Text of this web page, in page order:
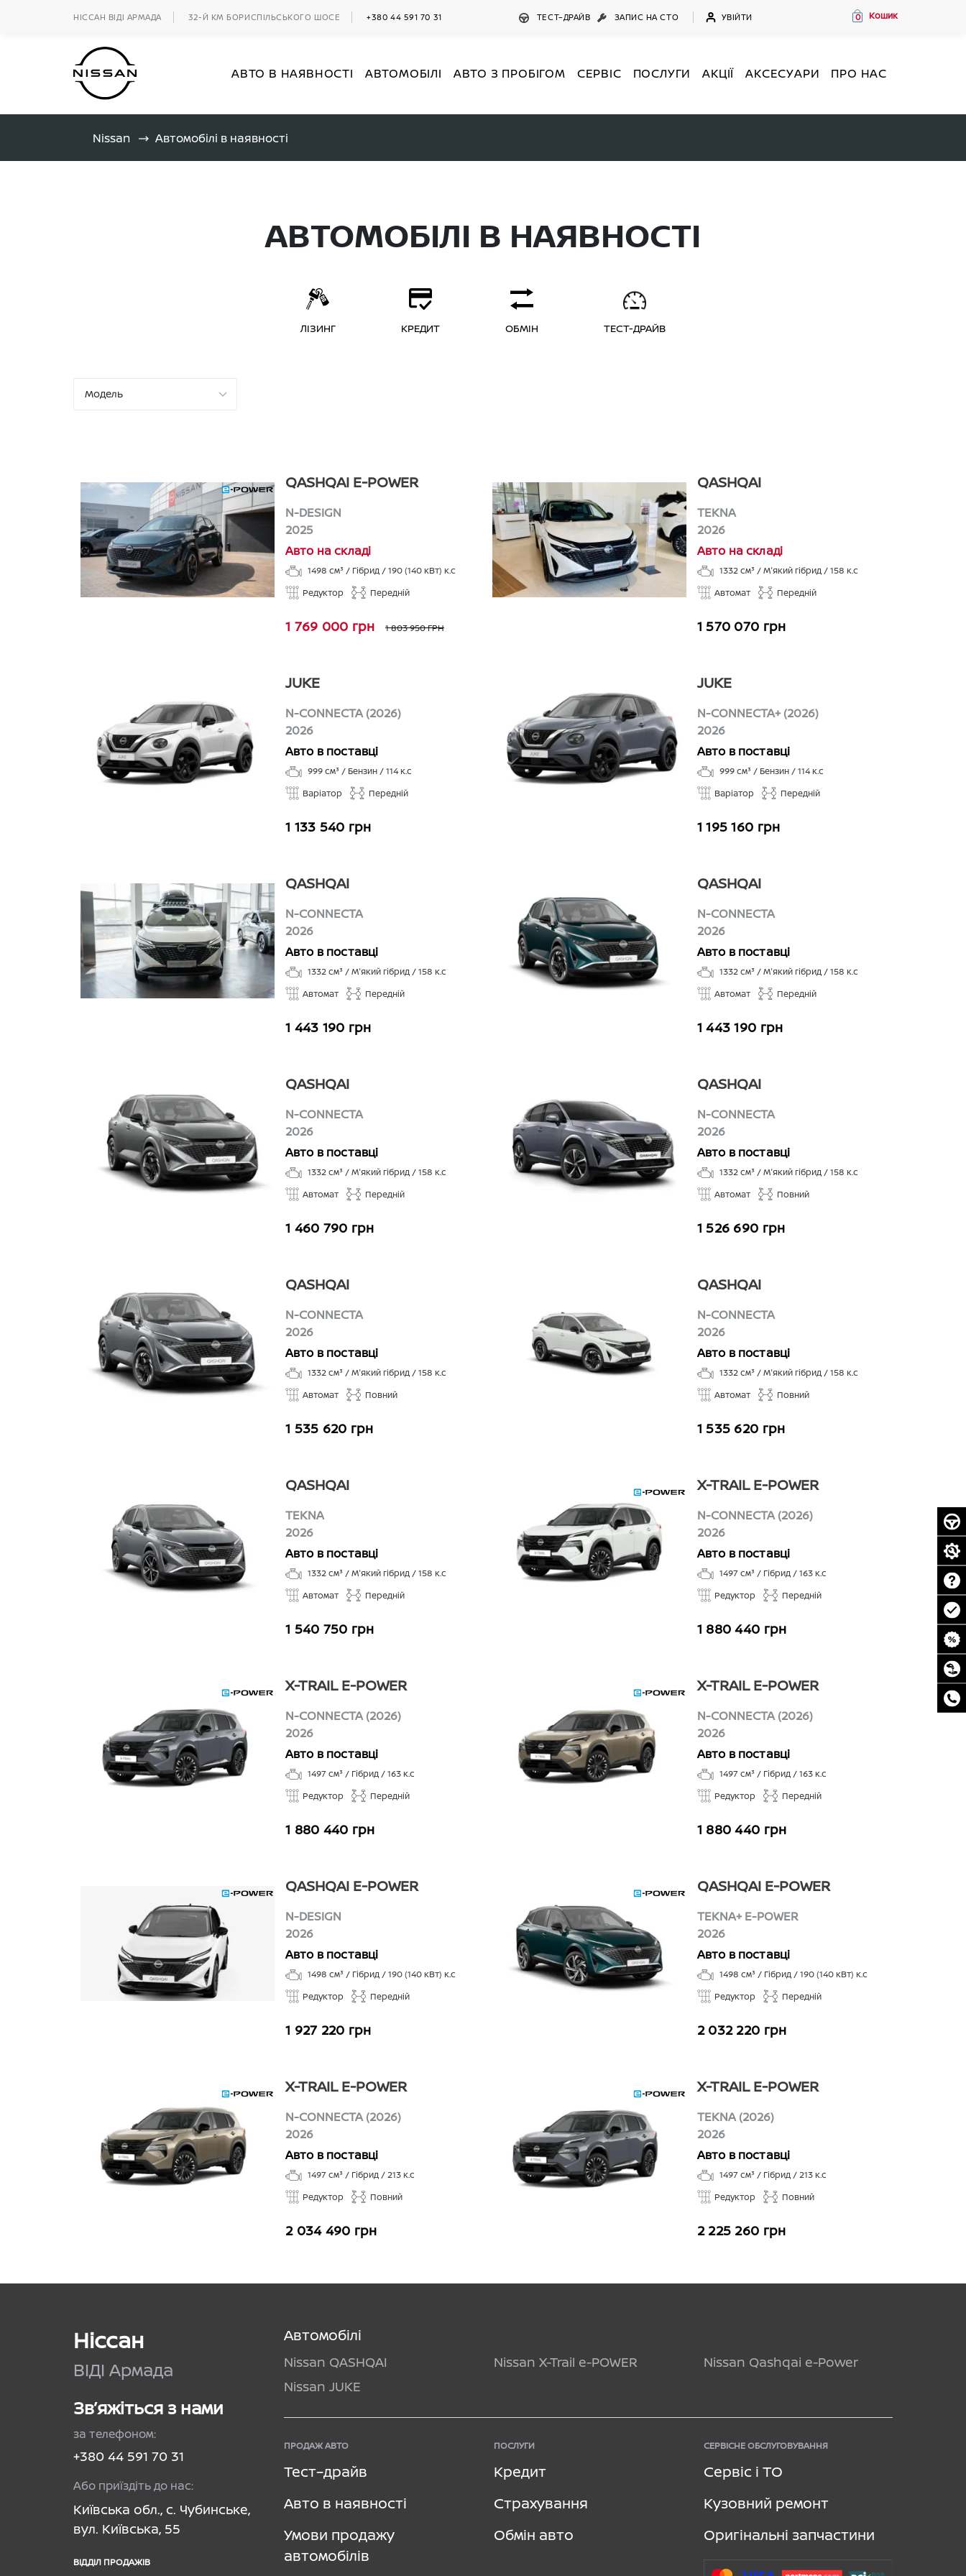
НІССАН ВІДІ АРМАДА 32-Й КМ БОРИСПІЛЬСЬКОГО ШОСЕ +380 44 591 70 31 ТЕСТ–ДРАЙВ ЗАПИС НА СТО УВІЙТИ 0 Кошик
АВТО В НАЯВНОСТІ АВТОМОБІЛІ АВТО З ПРОБІГОМ СЕРВІС ПОСЛУГИ АКЦІЇ АКСЕСУАРИ ПРО НАС
Nissan Автомобілі в наявності
АВТОМОБІЛІ В НАЯВНОСТІ
ЛІЗИНГ КРЕДИТ ОБМІН ТЕСТ-ДРАЙВ
QASHQAI E-POWER
N-DESIGN
2025
Авто на складі
1498 см³ / Гібрид /190 (140 кВт) к.с
Редуктор
Передній
1 769 000 грн 1 803 950 ГРН
QASHQAI
TEKNA
2026
Авто на складі
1332см³ /М'який гібрид/158 к.с
Автомат
Передній
1 570 070 грн
JUKE
N-CONNECTA (2026)
2026
Авто в поставці
999см³ / Бензин /114 к.с
Варіатор
Передній
1 133 540 грн
JUKE
N-CONNECTA+ (2026)
2026
Авто в поставці
999см³ / Бензин/114к.с
Варіатор
Передній
1 195 160 грн
QASHQAI
N-CONNECTA
2026
Авто в поставці
1332см³ /М'який гібрид /158 к.с
Автомат
Передній
1 443 190 грн
QASHQAI
N-CONNECTA
2026
Авто в поставці
1332см³ /М'який гібрид/158 к.с
Автомат
Передній
1 443 190 грн
QASHQAI
N-CONNECTA
2026
Авто в поставці
1332см³ /М'який гібрид /158 к.с
Автомат
Передній
1 460 790 грн
QASHQAI
N-CONNECTA
2026
Авто в поставці
1332см³ /М'який гібрид/158 к.с
Автомат
Повний
1 526 690 грн
QASHQAI
N-CONNECTA
2026
Авто в поставці
1332см³ /М'який гібрид /158 к.с
Автомат
Повний
1 535 620 грн
QASHQAI
N-CONNECTA
2026
Авто в поставці
1332см³ /М'який гібрид/158 к.с
Автомат
Повний
1 535 620 грн
QASHQAI
TEKNA
2026
Авто в поставці
1332см³ /М'який гібрид /158 к.с
Автомат
Передній
1 540 750 грн
X-TRAIL E-POWER
N-CONNECTA (2026)
2026
Авто в поставці
1497см³ / Гібрид/163к.с
Редуктор
Передній
1 880 440 грн
X-TRAIL E-POWER
N-CONNECTA (2026)
2026
Авто в поставці
1497см³ / Гібрид /163 к.с
Редуктор
Передній
1 880 440 грн
X-TRAIL E-POWER
N-CONNECTA (2026)
2026
Авто в поставці
1497см³ / Гібрид/163к.с
Редуктор
Передній
1 880 440 грн
QASHQAI E-POWER
N-DESIGN
2026
Авто в поставці
1498 см³ / Гібрид /190 (140 кВт) к.с
Редуктор
Передній
1 927 220 грн
QASHQAI E-POWER
TEKNA+ E-POWER
2026
Авто в поставці
1498 см³ / Гібрид/190 (140 кВт) к.с
Редуктор
Передній
2 032 220 грн
X-TRAIL E-POWER
N-CONNECTA (2026)
2026
Авто в поставці
1497см³ / Гібрид /213 к.с
Редуктор
Повний
2 034 490 грн
X-TRAIL E-POWER
TEKNA (2026)
2026
Авто в поставці
1497см³ / Гібрид/213к.с
Редуктор
Повний
2 225 260 грн
Ніссан
ВІДІ Армада
Зв’яжіться з нами
за телефоном:
+380 44 591 70 31
Або приїздіть до нас:
Київська обл., с. Чубинське,
вул. Київська, 55
ВІДДІЛ ПРОДАЖІВ
Автомобілі
Nissan QASHQAI Nissan X-Trail e-POWER
Nissan Qashqai e-Power
Nissan JUKE
ПРОДАЖ АВТО
Тест–драйв
Авто в наявності
Умови продажу
автомобілів
ПОСЛУГИ
Кредит
Страхування
Обмін авто
СЕРВІСНЕ ОБСЛУГОВУВАННЯ
Сервіс і ТО
Кузовний ремонт
Оригінальні запчастини